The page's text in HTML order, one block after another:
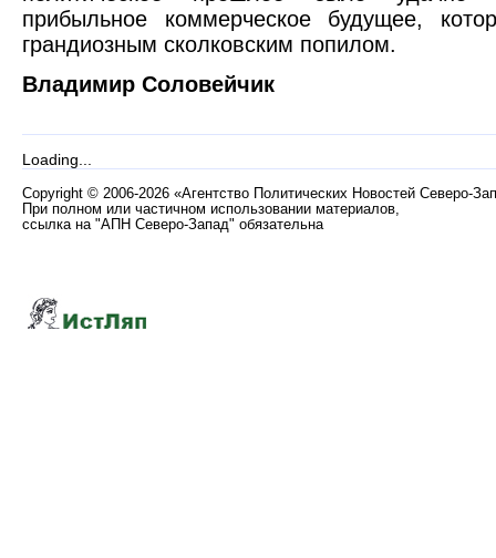
прибыльное коммерческое будущее,
грандиозным сколковским попилом.
Владимир Соловейчик
Loading...
Copyright © 2006-2026 «Агентство Политических Новостей Северо-
При полном или частичном использовании материалов,
ссылка на "АПН Северо-Запад" обязательна